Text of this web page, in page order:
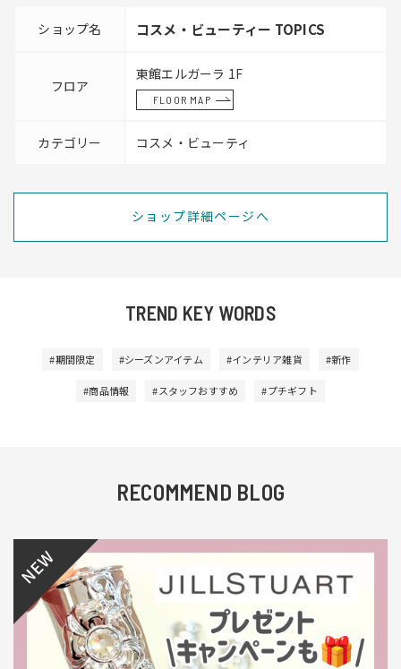
ショップ名 コスメ・ビューティー TOPICS
フロア
東館エルガーラ 1F
FLOOR MAP
カテゴリー コスメ・ビューティ
ショップ詳細ページへ
TREND KEY WORDS
#期間限定 #シーズンアイテム #インテリア雑貨 #新作
#商品情報 #スタッフおすすめ #プチギフト
RECOMMEND BLOG
NEW